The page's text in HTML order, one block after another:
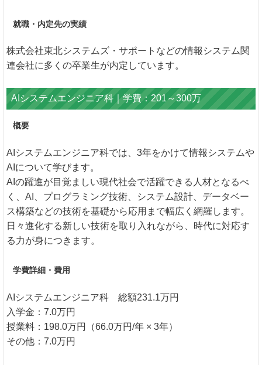
就職・内定先の実績
株式会社東北システムズ・サポートなどの情報システム関
連会社に多くの卒業生が内定しています。
AIシステムエンジニア科｜学費：201～300万
概要
AIシステムエンジニア科では、3年をかけて情報システムや
AIについて学びます。
AIの躍進が目覚ましい現代社会で活躍できる人材となるべ
く、AI、プログラミング技術、システム設計、データベー
ス構築などの技術を基礎から応用まで幅広く網羅します。
日々進化する新しい技術を取り入れながら、時代に対応す
る力が身につきます。
学費詳細・費用
AIシステムエンジニア科 総額231.1万円
入学金：7.0万円
授業料：198.0万円（66.0万円/年 × 3年）
その他：7.0万円